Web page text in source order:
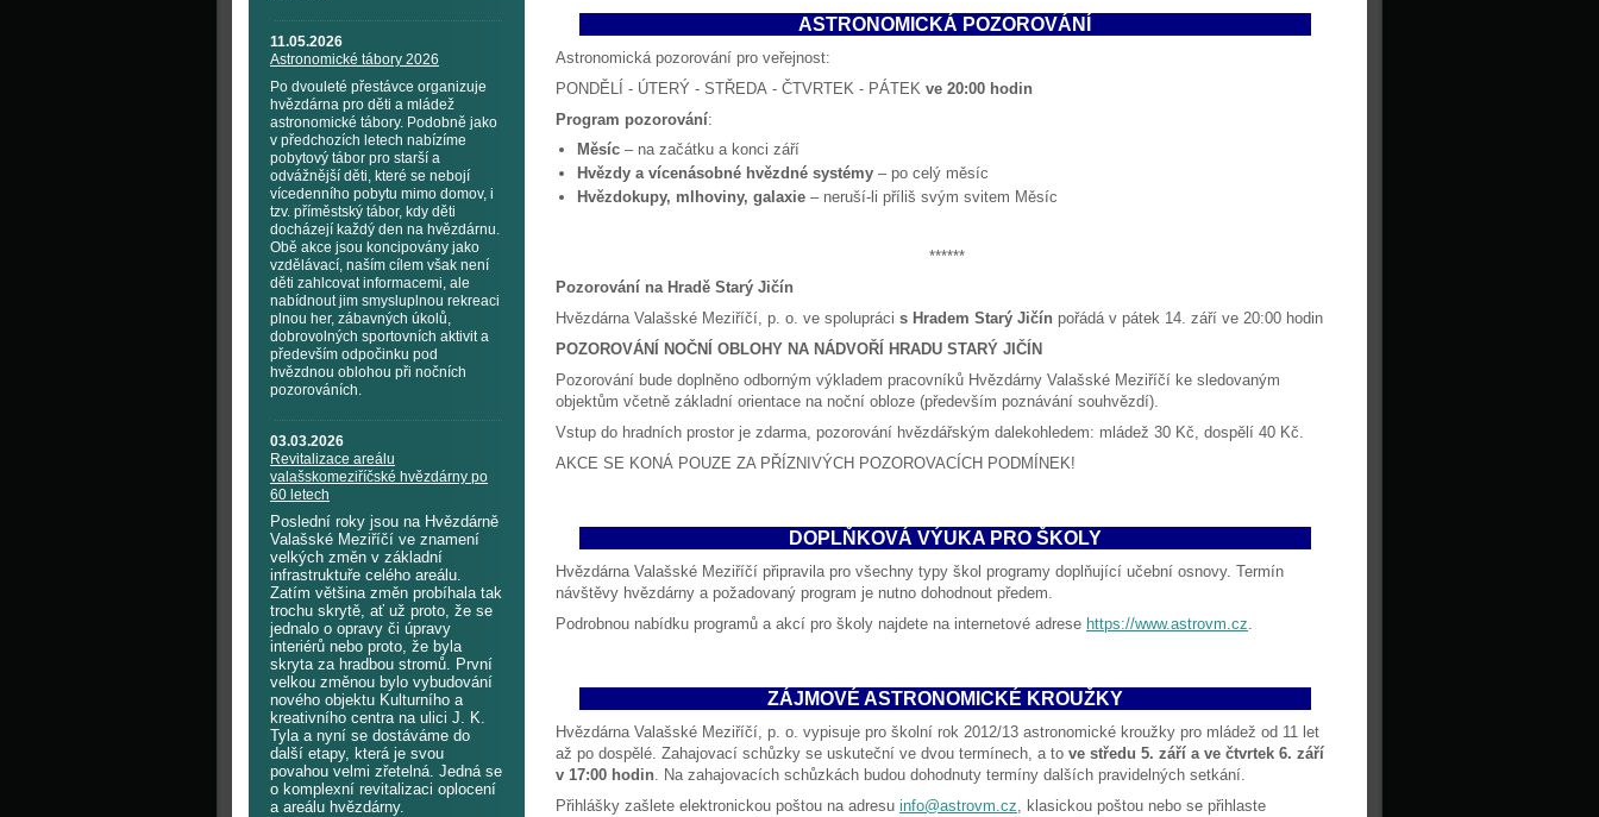
11.05.2026
Astronomické tábory 2026
Po dvouleté přestávce organizuje
hvězdárna pro děti a mládež
astronomické tábory. Podobně jako
v předchozích letech nabízíme
pobytový tábor pro starší a
odvážnější děti, které se nebojí
vícedenního pobytu mimo domov, i
tzv. příměstský tábor, kdy děti
docházejí každý den na hvězdárnu.
Obě akce jsou koncipovány jako
vzdělávací, naším cílem však není
děti zahlcovat informacemi, ale
nabídnout jim smysluplnou rekreaci
plnou her, zábavných úkolů,
dobrovolných sportovních aktivit a
především odpočinku pod
hvězdnou oblohou při nočních
pozorováních.
03.03.2026
Revitalizace areálu
valašskomeziříčské hvězdárny po
60 letech
Poslední roky jsou na Hvězdárně
Valašské Meziříčí ve znamení
velkých změn v základní
infrastruktuře celého areálu.
Zatím většina změn probíhala tak
trochu skrytě, ať už proto, že se
jednalo o opravy či úpravy
interiérů nebo proto, že byla
skryta za hradbou stromů. První
velkou změnou bylo vybudování
nového objektu Kulturního a
kreativního centra na ulici J. K.
Tyla a nyní se dostáváme do
další etapy, která je svou
povahou velmi zřetelná. Jedná se
o komplexní revitalizaci oplocení
a areálu hvězdárny.
ASTRONOMICKÁ POZOROVÁNÍ
Astronomická pozorování pro veřejnost:
PONDĚLÍ - ÚTERÝ - STŘEDA - ČTVRTEK - PÁTEK ve 20:00 hodin
Program pozorování:
Měsíc – na začátku a konci září
Hvězdy a vícenásobné hvězdné systémy – po celý měsíc
Hvězdokupy, mlhoviny, galaxie – neruší-li příliš svým svitem Měsíc
******
Pozorování na Hradě Starý Jičín
Hvězdárna Valašské Meziříčí, p. o. ve spolupráci s Hradem Starý Jičín pořádá v pátek 14. září ve 20:00 hodin
POZOROVÁNÍ NOČNÍ OBLOHY NA NÁDVOŘÍ HRADU STARÝ JIČÍN
Pozorování bude doplněno odborným výkladem pracovníků Hvězdárny Valašské Meziříčí ke sledovaným
objektům včetně základní orientace na noční obloze (především poznávání souhvězdí).
Vstup do hradních prostor je zdarma, pozorování hvězdářským dalekohledem: mládež 30 Kč, dospělí 40 Kč.
AKCE SE KONÁ POUZE ZA PŘÍZNIVÝCH POZOROVACÍCH PODMÍNEK!
DOPLŇKOVÁ VÝUKA PRO ŠKOLY
Hvězdárna Valašské Meziříčí připravila pro všechny typy škol programy doplňující učební osnovy. Termín
návštěvy hvězdárny a požadovaný program je nutno dohodnout předem.
Podrobnou nabídku programů a akcí pro školy najdete na internetové adrese https://www.astrovm.cz.
ZÁJMOVÉ ASTRONOMICKÉ KROUŽKY
Hvězdárna Valašské Meziříčí, p. o. vypisuje pro školní rok 2012/13 astronomické kroužky pro mládež od 11 let
až po dospělé. Zahajovací schůzky se uskuteční ve dvou termínech, a to ve středu 5. září a ve čtvrtek 6. září
v 17:00 hodin. Na zahajovacích schůzkách budou dohodnuty termíny dalších pravidelných setkání.
Přihlášky zašlete elektronickou poštou na adresu info@astrovm.cz, klasickou poštou nebo se přihlaste